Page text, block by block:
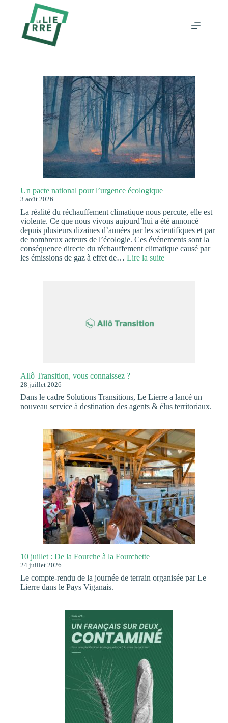
Un pacte national pour l’urgence écologique
3 août 2026
La réalité du réchauffement climatique nous percute, elle est
violente. Ce que nous vivons aujourd’hui a été annoncé
depuis plusieurs dizaines d’années par les scientifiques et par
de nombreux acteurs de l’écologie. Ces événements sont la
conséquence directe du réchauffement climatique causé par
les émissions de gaz à effet de… Lire la suite:
Allô Transition, vous connaissez ?
28 juillet 2026
Dans le cadre Solutions Transitions, Le Lierre a lancé un
nouveau service à destination des agents & élus territoriaux.
10 juillet : De la Fourche à la Fourchette
24 juillet 2026
Le compte-rendu de la journée de terrain organisée par Le
Lierre dans le Pays Viganais.